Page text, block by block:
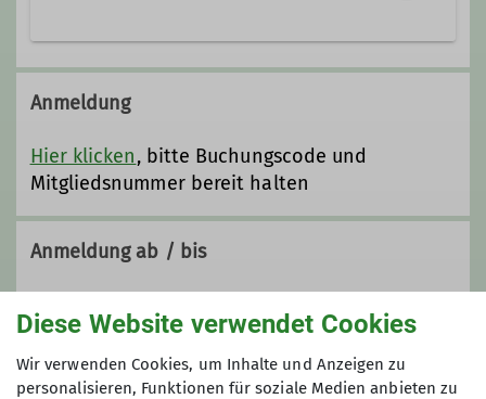
Ausbildung: die klassische Disziplin
des Alpenvereins!
Hier findest du alle Angebote um
selbst sicher in den Bergen unterwegs
zu sein.
Anmeldung
Hier klicken, bitte Buchungscode und
Mitgliedsnummer bereit halten
Anmeldung ab / bis
Preis
Diese Website verwendet Cookies
Wir verwenden Cookies, um Inhalte und Anzeigen zu
personalisieren, Funktionen für soziale Medien anbieten zu